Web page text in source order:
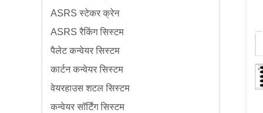
ASRS स्टेकर क्रेन
ASRS रैकिंग सिस्टम
पैलेट कन्वेयर सिस्टम
कार्टन कन्वेयर सिस्टम
वेयरहाउस शटल सिस्टम
कन्वेयर सॉर्टिंग सिस्टम